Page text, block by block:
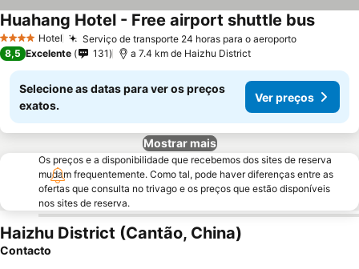
4 EstrelasHotel Serviço de transporte 24 horas para o aeroporto
Huahang Hotel - Free airport shuttle bus
8,5 Excelente 131 a 7.4 km de Haizhu District
Selecione as datas para ver os preços
exatos.
Ver preços
Mostrar mais
Os preços e a disponibilidade que recebemos dos sites de reserva
mudam frequentemente. Como tal, pode haver diferenças entre as
ofertas que consulta no trivago e os preços que estão disponíveis
nos sites de reserva.
Haizhu District (Cantão, China)
Contacto